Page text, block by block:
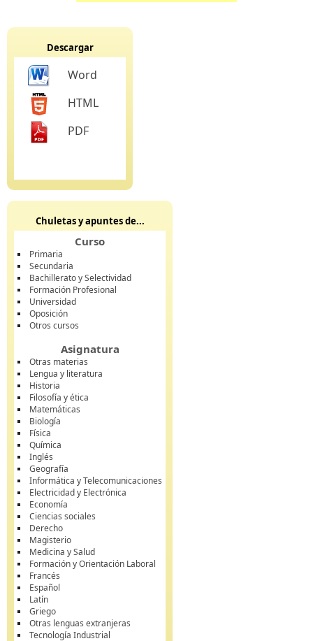
Descargar
Word
HTML
PDF
Chuletas y apuntes de...
Curso
Primaria
Secundaria
Bachillerato y Selectividad
Formación Profesional
Universidad
Oposición
Otros cursos
Asignatura
Otras materias
Lengua y literatura
Historia
Filosofía y ética
Matemáticas
Biología
Física
Química
Inglés
Geografía
Informática y Telecomunicaciones
Electricidad y Electrónica
Economía
Ciencias sociales
Derecho
Magisterio
Medicina y Salud
Formación y Orientación Laboral
Francés
Español
Latín
Griego
Otras lenguas extranjeras
Tecnología Industrial